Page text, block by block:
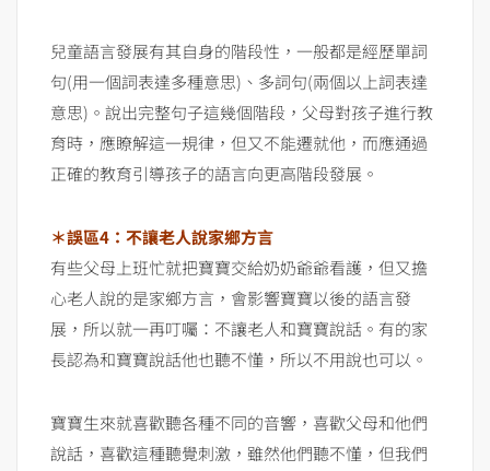
兒童語言發展有其自身的階段性，一般都是經歷單詞
句(用一個詞表達多種意思)、多詞句(兩個以上詞表達
意思)。說出完整句子這幾個階段，父母對孩子進行教
育時，應瞭解這一規律，但又不能遷就他，而應通過
正確的教育引導孩子的語言向更高階段發展。
＊誤區4：不讓老人說家鄉方言
有些父母上班忙就把寶寶交給奶奶爺爺看護，但又擔
心老人說的是家鄉方言，會影響寶寶以後的語言發
展，所以就一再叮囑：不讓老人和寶寶說話。有的家
長認為和寶寶說話他也聽不懂，所以不用說也可以。
寶寶生來就喜歡聽各種不同的音響，喜歡父母和他們
說話，喜歡這種聽覺刺激，雖然他們聽不懂，但我們